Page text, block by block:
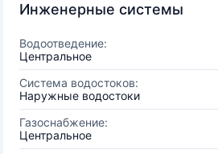
Инженерные системы
Водоотведение:
Центральное
Система водостоков:
Наружные водостоки
Газоснабжение:
Центральное